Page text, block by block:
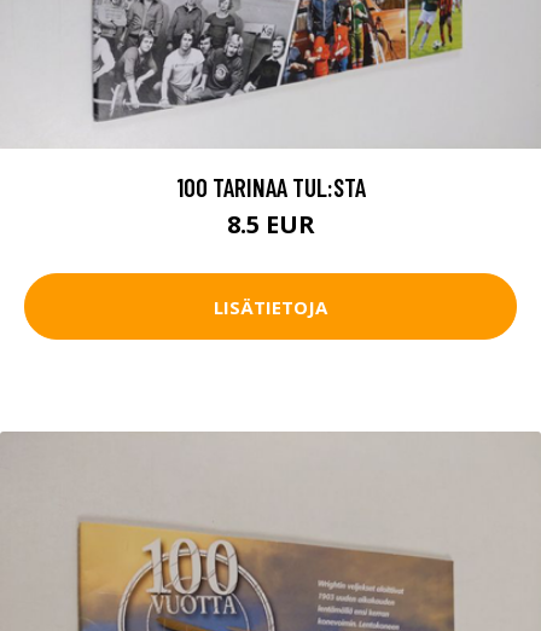
100 TARINAA TUL:STA
8.5 EUR
LISÄTIETOJA